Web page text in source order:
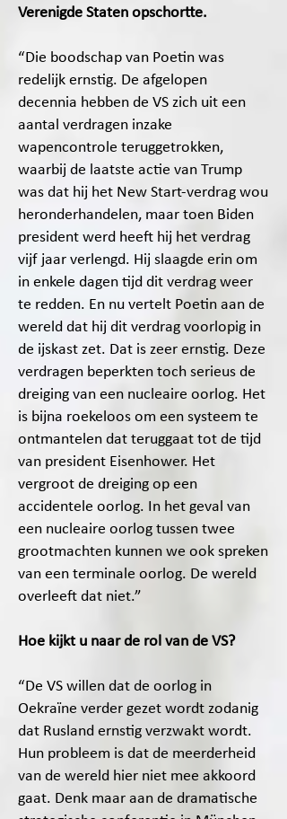
Verenigde Staten opschortte.
“Die boodschap van Poetin was
redelijk ernstig. De afgelopen
decennia hebben de VS zich uit een
aantal verdragen inzake
wapencontrole teruggetrokken,
waarbij de laatste actie van Trump
was dat hij het New Start-verdrag wou
heronderhandelen, maar toen Biden
president werd heeft hij het verdrag
vijf jaar verlengd. Hij slaagde erin om
in enkele dagen tijd dit verdrag weer
te redden. En nu vertelt Poetin aan de
wereld dat hij dit verdrag voorlopig in
de ijskast zet. Dat is zeer ernstig. Deze
verdragen beperkten toch serieus de
dreiging van een nucleaire oorlog. Het
is bijna roekeloos om een systeem te
ontmantelen dat teruggaat tot de tijd
van president Eisenhower. Het
vergroot de dreiging op een
accidentele oorlog. In het geval van
een nucleaire oorlog tussen twee
grootmachten kunnen we ook spreken
van een terminale oorlog. De wereld
overleeft dat niet.”
Hoe kijkt u naar de rol van de VS?
“De VS willen dat de oorlog in
Oekraïne verder gezet wordt zodanig
dat Rusland ernstig verzwakt wordt.
Hun probleem is dat de meerderheid
van de wereld hier niet mee akkoord
gaat. Denk maar aan de dramatische